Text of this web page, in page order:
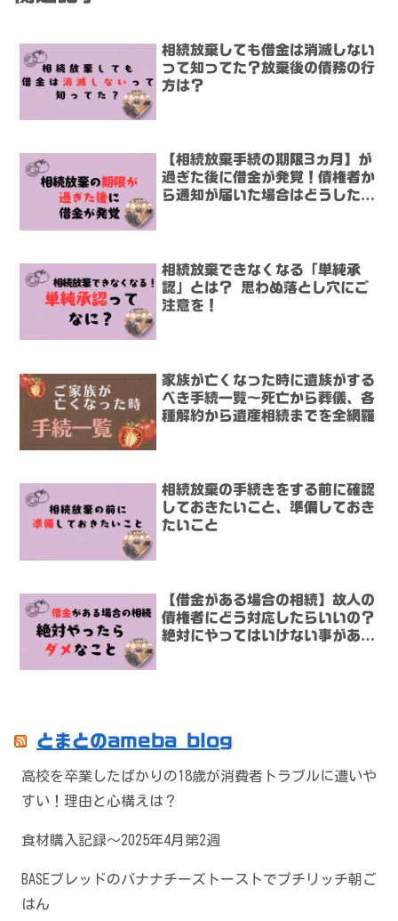
相続放棄しても借金は消滅しない
って知ってた？放棄後の債務の行
方は？
【相続放棄手続の期限3ヵ月】が
過ぎた後に借金が発覚！債権者か
ら通知が届いた場合はどうしたら
相続放棄できなくなる「単純承
認」とは？ 思わぬ落とし穴にご
注意を！
家族が亡くなった時に遺族がする
べき手続一覧～死亡から葬儀、各
種解約から遺産相続までを全網羅
相続放棄の手続きをする前に確認
しておきたいこと、準備しておき
たいこと
【借金がある場合の相続】故人の
債権者にどう対応したらいいの？
絶対にやってはいけない事があり
とまとのameba blog
高校を卒業したばかりの18歳が消費者トラブルに遭いや
すい！理由と心構えは？
食材購入記録～2025年4月第2週
BASEブレッドのバナナチーズトーストでプチリッチ朝ご
はん